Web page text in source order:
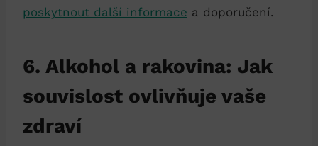
poskytnout další informace a doporučení.
6. Alkohol a rakovina: Jak
souvislost ovlivňuje vaše
zdraví